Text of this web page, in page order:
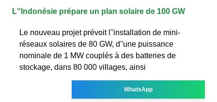
L''Indonésie prépare un plan solaire de 100 GW
Le nouveau projet prévoit l''installation de mini-
réseaux solaires de 80 GW, d''une puissance
nominale de 1 MW couplés à des batteries de
stockage, dans 80 000 villages, ainsi
WhatsApp